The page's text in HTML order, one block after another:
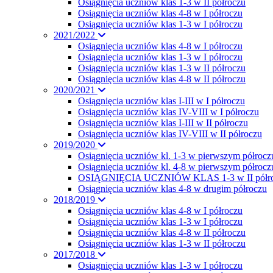
Osiągnięcia uczniów klas 4-8 w I półroczu
Osiągnięcia uczniów klas 1-3 w I półroczu
2021/2022
Osiągnięcia uczniów klas 4-8 w I półroczu
Osiągnięcia uczniów klas 1-3 w I półroczu
Osiągnięcia uczniów klas 1-3 w II półroczu
Osiągnięcia uczniów klas 4-8 w II półroczu
2020/2021
Osiągnięcia uczniów klas I-III w I półroczu
Osiągnięcia uczniów klas IV-VIII w I półroczu
Osiągnięcia uczniów klas I-III w II półroczu
Osiągnięcia uczniów klas IV-VIII w II półroczu
2019/2020
Osiągnięcia uczniów kl. 1-3 w pierwszym
Osiągnięcia uczniów kl. 4-8 w pierwszym
OSIĄGNIĘCIA UCZNIÓW KLAS 1-3 w II
Osiągnięcia uczniów klas 4-8 w drugim półroczu
2018/2019
Osiągnięcia uczniów klas 4-8 w I półroczu
Osiągnięcia uczniów klas 1-3 w I półroczu
Osiągnięcia uczniów klas 4-8 w II półroczu
Osiągnięcia uczniów klas 1-3 w II półroczu
2017/2018
Osiagnięcia uczniów klas 1-3 w I półroczu